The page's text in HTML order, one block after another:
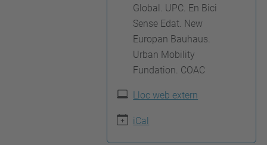
Global. UPC. En Bici
Sense Edat. New
Europan Bauhaus.
Urban Mobility
Fundation. COAC
Lloc web extern
iCal